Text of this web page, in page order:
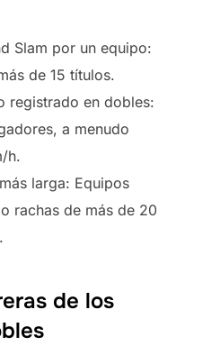
Slam por un equipo:
de 15 títulos.
registrado en dobles:
a menudo
h.
larga: Equipos
rachas de más de 20
de los